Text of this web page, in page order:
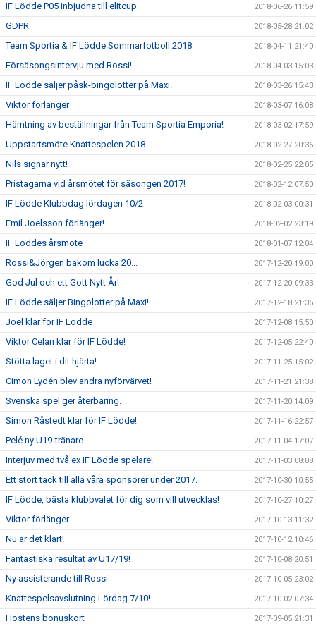
IF Lödde P05 inbjudna till elitcup 2018-06-26 11:59
GDPR 2018-05-28 21:02
Team Sportia & IF Lödde Sommarfotboll 2018 2018-04-11 21:40
Försäsongsintervju med Rossi! 2018-04-03 15:03
IF Lödde säljer påsk-bingolotter på Maxi. 2018-03-26 15:43
Viktor förlänger 2018-03-07 16:08
Hämtning av beställningar från Team Sportia Emporia! 2018-03-02 17:59
Uppstartsmöte Knattespelen 2018 2018-02-27 20:36
Nils signar nytt! 2018-02-25 22:05
Pristagarna vid årsmötet för säsongen 2017! 2018-02-12 07:50
IF Lödde Klubbdag lördagen 10/2 2018-02-03 00:31
Emil Joelsson förlänger! 2018-02-02 23:19
IF Löddes årsmöte 2018-01-07 12:04
Rossi&Jörgen bakom lucka 20... 2017-12-20 19:00
God Jul och ett Gott Nytt År! 2017-12-20 09:33
IF Lödde säljer Bingolotter på Maxi! 2017-12-18 21:35
Joel klar för IF Lödde 2017-12-08 15:50
Viktor Celan klar för IF Lödde! 2017-12-05 22:40
Stötta laget i dit hjärta! 2017-11-25 15:02
Cimon Lydén blev andra nyförvärvet! 2017-11-21 21:38
Svenska spel ger återbäring. 2017-11-20 14:09
Simon Råstedt klar för IF Lödde! 2017-11-16 22:57
Pelé ny U19-tränare 2017-11-04 17:07
Interjuv med två ex IF Lödde spelare! 2017-11-03 08:08
Ett stort tack till alla våra sponsorer under 2017. 2017-10-30 10:55
IF Lödde, bästa klubbvalet för dig som vill utvecklas! 2017-10-27 10:27
Viktor förlänger 2017-10-13 11:32
Nu är det klart! 2017-10-12 10:46
Fantastiska resultat av U17/19! 2017-10-08 20:51
Ny assisterande till Rossi 2017-10-05 23:02
Knattespelsavslutning Lördag 7/10! 2017-10-02 07:34
Höstens bonuskort 2017-09-05 21:31